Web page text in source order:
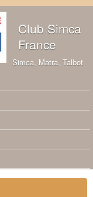
Club Simca
France
Simca, Matra, Talbot